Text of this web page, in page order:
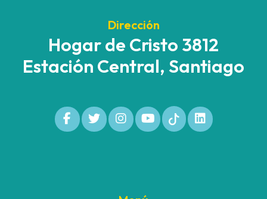
Dirección
Hogar de Cristo 3812
Estación Central, Santiago